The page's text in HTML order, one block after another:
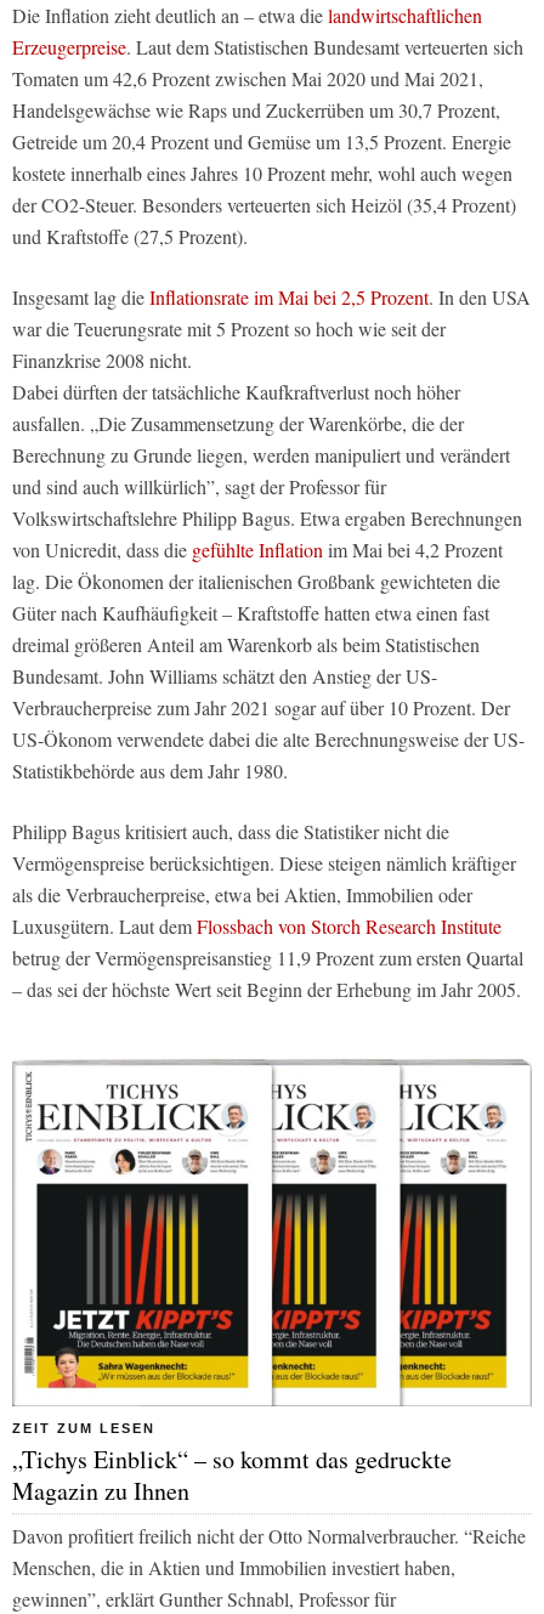
Die Inflation zieht deutlich an – etwa dielandwirtschaftlichen
Erzeugerpreise. Laut dem Statistischen Bundesamt verteuerten sich
Tomaten um 42,6 Prozent zwischen Mai 2020 und Mai 2021,
Handelsgewächse wie Raps und Zuckerrüben um 30,7 Prozent,
Getreide um 20,4 Prozent und Gemüse um 13,5 Prozent. Energie
kostete innerhalb eines Jahres 10 Prozent mehr, wohl auch wegen
der CO2-Steuer. Besonders verteuerten sich Heizöl (35,4 Prozent)
und Kraftstoffe (27,5 Prozent).
Insgesamt lag dieInflationsrate im Mai bei 2,5 Prozent. In den USA
war die Teuerungsrate mit 5 Prozent so hoch wie seit der
Finanzkrise 2008 nicht.
Dabei dürften der tatsächliche Kaufkraftverlust noch höher
ausfallen. „Die Zusammensetzung der Warenkörbe, die der
Berechnung zu Grunde liegen, werden manipuliert und verändert
und sind auch willkürlich”, sagt der Professor für
Volkswirtschaftslehre Philipp Bagus. Etwa ergaben Berechnungen
von Unicredit, dass die gefühlte Inflation im Mai bei 4,2 Prozent
lag. Die Ökonomen der italienischen Großbank gewichteten die
Güter nach Kaufhäufigkeit – Kraftstoffe hatten etwa einen fast
dreimal größeren Anteil am Warenkorb als beim Statistischen
Bundesamt. John Williams schätzt den Anstieg der US-
Verbraucherpreise zum Jahr 2021 sogar auf über 10 Prozent. Der
US-Ökonom verwendete dabei die alte Berechnungsweise der US-
Statistikbehörde aus dem Jahr 1980.
Philipp Bagus kritisiert auch, dass die Statistiker nicht die
Vermögenspreise berücksichtigen. Diese steigen nämlich kräftiger
als die Verbraucherpreise, etwa bei Aktien, Immobilien oder
Luxusgütern. Laut demFlossbach von Storch Research Institute
betrug der Vermögenspreisanstieg 11,9 Prozent zum ersten Quartal
– das sei der höchste Wert seit Beginn der Erhebung im Jahr 2005.
ZEIT ZUM LESEN
„Tichys Einblick“ – so kommt das gedruckte
Magazin zu Ihnen
Davon profitiert freilich nicht der Otto Normalverbraucher. “Reiche
Menschen, die in Aktien und Immobilien investiert haben,
gewinnen”, erklärt Gunther Schnabl, Professor für